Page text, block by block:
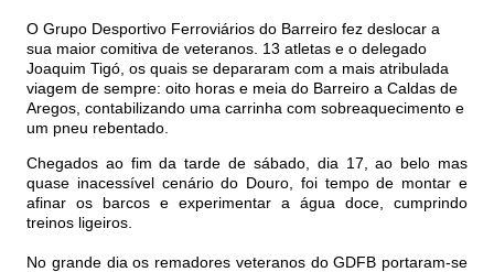
O Grupo Desportivo Ferroviários do Barreiro fez deslocar a
sua maior comitiva de veteranos. 13 atletas e o delegado
Joaquim Tigó, os quais se depararam com a mais atribulada
viagem de sempre: oito horas e meia do Barreiro a Caldas de
Aregos, contabilizando uma carrinha com sobreaquecimento e
um pneu rebentado.
Chegados ao fim da tarde de sábado, dia 17, ao belo mas
quase inacessível cenário do Douro, foi tempo de montar e
afinar os barcos e experimentar a água doce, cumprindo
treinos ligeiros.
No grande dia os remadores veteranos do GDFB portaram-se